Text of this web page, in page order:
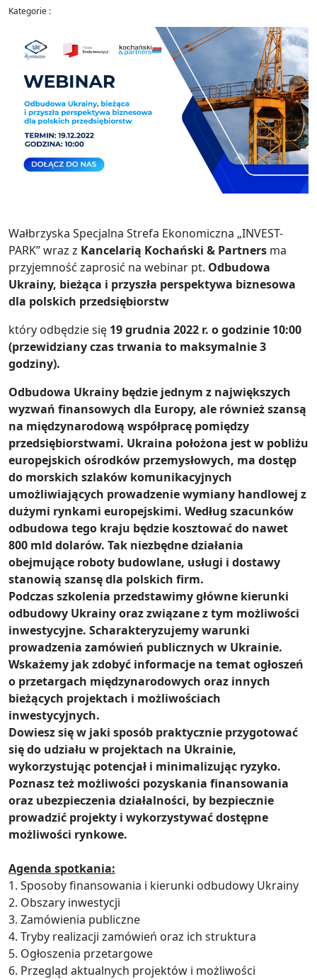
Kategorie :
Wałbrzyska Specjalna Strefa Ekonomiczna „INVEST-
PARK” wraz z Kancelarią Kochański & Partners ma
przyjemność zaprosić na webinar pt. Odbudowa
Ukrainy, bieżąca i przyszła perspektywa biznesowa
dla polskich przedsiębiorstw
który odbędzie się 19 grudnia 2022 r. o godzinie 10:00
(przewidziany czas trwania to maksymalnie 3
godziny).
Odbudowa Ukrainy będzie jednym z największych
wyzwań finansowych dla Europy, ale również szansą
na międzynarodową współpracę pomiędzy
przedsiębiorstwami. Ukraina położona jest w pobliżu
europejskich ośrodków przemysłowych, ma dostęp
do morskich szlaków komunikacyjnych
umożliwiających prowadzenie wymiany handlowej z
dużymi rynkami europejskimi. Według szacunków
odbudowa tego kraju będzie kosztować do nawet
800 mld dolarów. Tak niezbędne działania
obejmujące roboty budowlane, usługi i dostawy
stanowią szansę dla polskich firm.
Podczas szkolenia przedstawimy główne kierunki
odbudowy Ukrainy oraz związane z tym możliwości
inwestycyjne. Scharakteryzujemy warunki
prowadzenia zamówień publicznych w Ukrainie.
Wskażemy jak zdobyć informacje na temat ogłoszeń
o przetargach międzynarodowych oraz innych
bieżących projektach i możliwościach
inwestycyjnych.
Dowiesz się w jaki sposób praktycznie przygotować
się do udziału w projektach na Ukrainie,
wykorzystując potencjał i minimalizując ryzyko.
Poznasz też możliwości pozyskania finansowania
oraz ubezpieczenia działalności, by bezpiecznie
prowadzić projekty i wykorzystywać dostępne
możliwości rynkowe.
Agenda spotkania:
1. Sposoby finansowania i kierunki odbudowy Ukrainy
2. Obszary inwestycji
3. Zamówienia publiczne
4. Tryby realizacji zamówień oraz ich struktura
5. Ogłoszenia przetargowe
6. Przegląd aktualnych projektów i możliwości